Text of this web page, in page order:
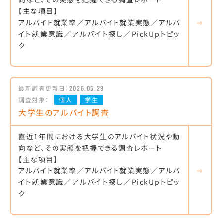
【主な項目】
アルバイト就業率／アルバイト就業実態／アルバ
イト就業意識／アルバイト探し／PickUpトピッ
ク
最新調査更新日： 2026.05.29
調査対象：
個人 学生
大学生のアルバイト調査
直近1年間における大学生のアルバイト状況や動
向など、その実態を把握できる調査レポート
【主な項目】
アルバイト就業率／アルバイト就業実態／アルバ
イト就業意識／アルバイト探し／PickUpトピッ
ク